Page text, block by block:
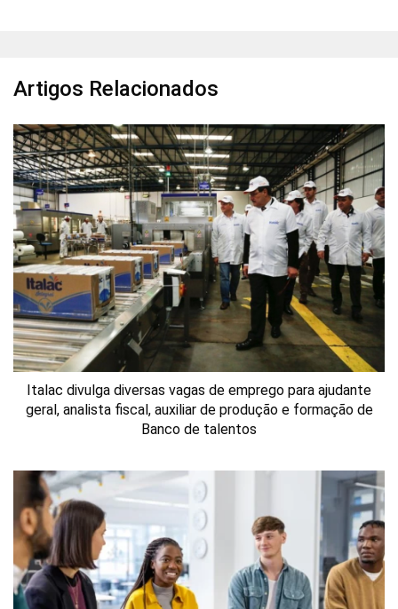
Artigos Relacionados
Italac divulga diversas vagas de emprego para ajudante
geral, analista fiscal, auxiliar de produção e formação de
Banco de talentos